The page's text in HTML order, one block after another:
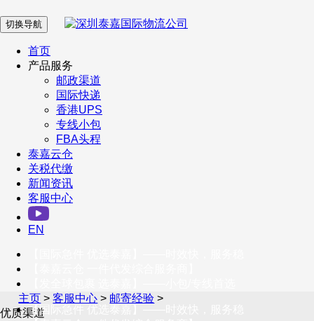
在 线 客 服
企业微信
订阅号
客户服务热线
400-098-5699
联系我们
切换导航
首页
产品服务
邮政渠道
国际快递
香港UPS
专线小包
FBA头程
泰嘉云仓
关税代缴
新闻资讯
客服中心
EN
【国际急件 优选泰嘉】——时效快，服务稳
主页 >客服中心 > 邮寄经验 >
优质渠道